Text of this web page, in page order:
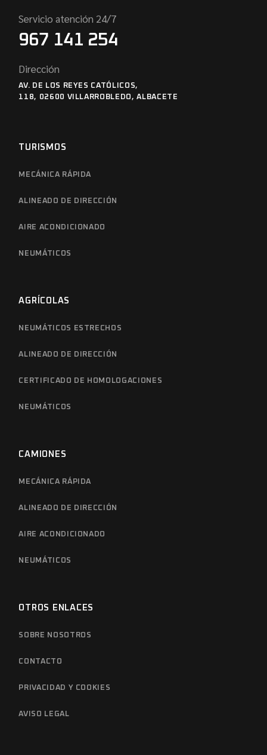
Servicio atención 24/7
967 141 254
Dirección
AV. DE LOS REYES CATÓLICOS,
118, 02600 VILLARROBLEDO, ALBACETE
TURISMOS
MECÁNICA RÁPIDA
ALINEADO DE DIRECCIÓN
AIRE ACONDICIONADO
NEUMÁTICOS
AGRÍCOLAS
NEUMÁTICOS ESTRECHOS
ALINEADO DE DIRECCIÓN
CERTIFICADO DE HOMOLOGACIONES
NEUMÁTICOS
CAMIONES
MECÁNICA RÁPIDA
ALINEADO DE DIRECCIÓN
AIRE ACONDICIONADO
NEUMÁTICOS
OTROS ENLACES
SOBRE NOSOTROS
CONTACTO
PRIVACIDAD Y COOKIES
AVISO LEGAL